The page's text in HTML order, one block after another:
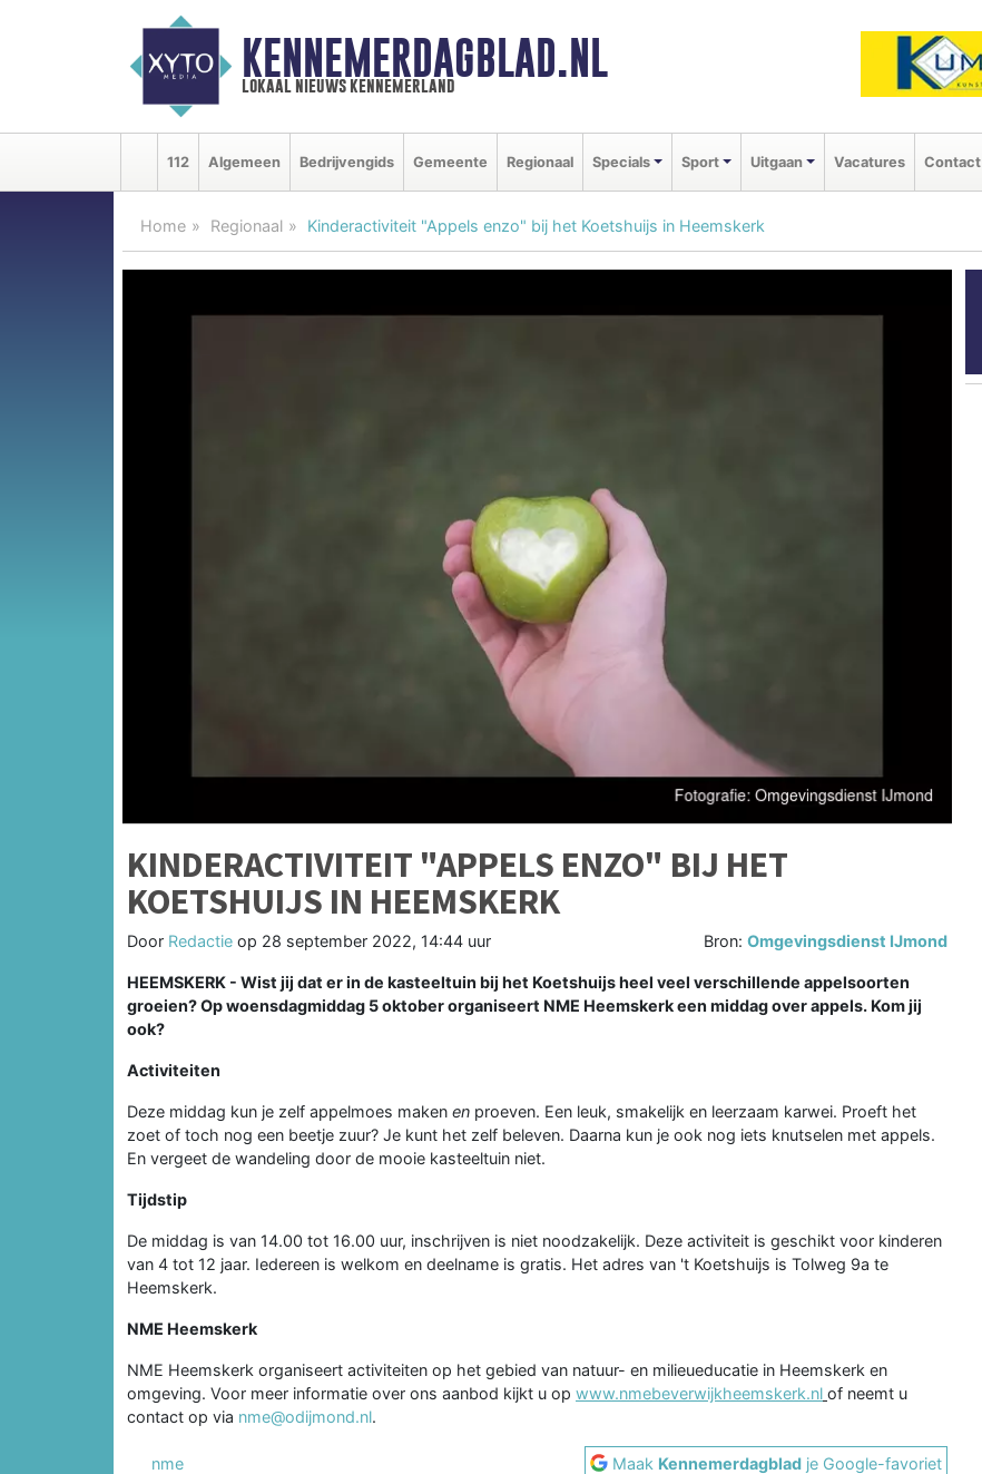
KENNEMERDAGBLAD.NL
lokaal nieuws kennemerland
112 Algemeen Bedrijvengids Gemeente Regionaal Specials Sport Uitgaan Vacatures Contact
Home Regionaal Kinderactiviteit "Appels enzo" bij het Koetshuijs in Heemskerk
KINDERACTIVITEIT "APPELS ENZO" BIJ HET
KOETSHUIJS IN HEEMSKERK
Door Redactie op 28 september 2022, 14:44 uur Bron:Omgevingsdienst IJmond
HEEMSKERK - Wist jij dat er in de kasteeltuin bij het Koetshuijs heel veel verschillende appelsoorten
groeien? Op woensdagmiddag 5 oktober organiseert NME Heemskerk een middag over appels. Kom jij
ook?
Activiteiten
Deze middag kun je zelf appelmoes maken en proeven. Een leuk, smakelijk en leerzaam karwei. Proeft het
zoet of toch nog een beetje zuur? Je kunt het zelf beleven. Daarna kun je ook nog iets knutselen met appels.
En vergeet de wandeling door de mooie kasteeltuin niet.
Tijdstip
De middag is van 14.00 tot 16.00 uur, inschrijven is niet noodzakelijk. Deze activiteit is geschikt voor kinderen
van 4 tot 12 jaar. Iedereen is welkom en deelname is gratis. Het adres van 't Koetshuijs is Tolweg 9a te
Heemskerk.
NME Heemskerk
NME Heemskerk organiseert activiteiten op het gebied van natuur- en milieueducatie in Heemskerk en
omgeving. Voor meer informatie over ons aanbod kijkt u op www.nmebeverwijkheemskerk.nl of neemt u
contact op via nme@odijmond.nl.
nme Maak Kennemerdagblad je Google-favoriet